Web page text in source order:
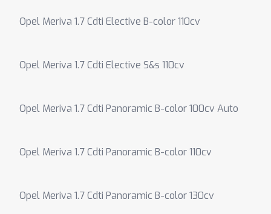
Opel Meriva 1.7 Cdti Elective B-color 110cv
Opel Meriva 1.7 Cdti Elective S&s 110cv
Opel Meriva 1.7 Cdti Panoramic B-color 100cv Auto
Opel Meriva 1.7 Cdti Panoramic B-color 110cv
Opel Meriva 1.7 Cdti Panoramic B-color 130cv